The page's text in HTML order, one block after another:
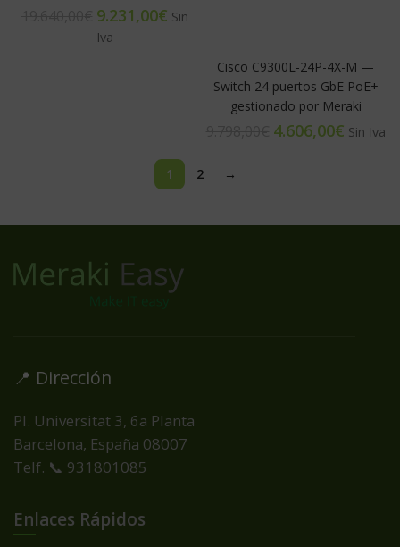
9.231,00€
Cisco C9300L-24P-4X-M —
Switch 24 puertos GbE PoE+
gestionado por Meraki
4.606,00€
1 2 →
📍 Dirección
Pl. Universitat 3, 6a Planta
Barcelona, España 08007
Telf. 📞 931801085
Enlaces Rápidos